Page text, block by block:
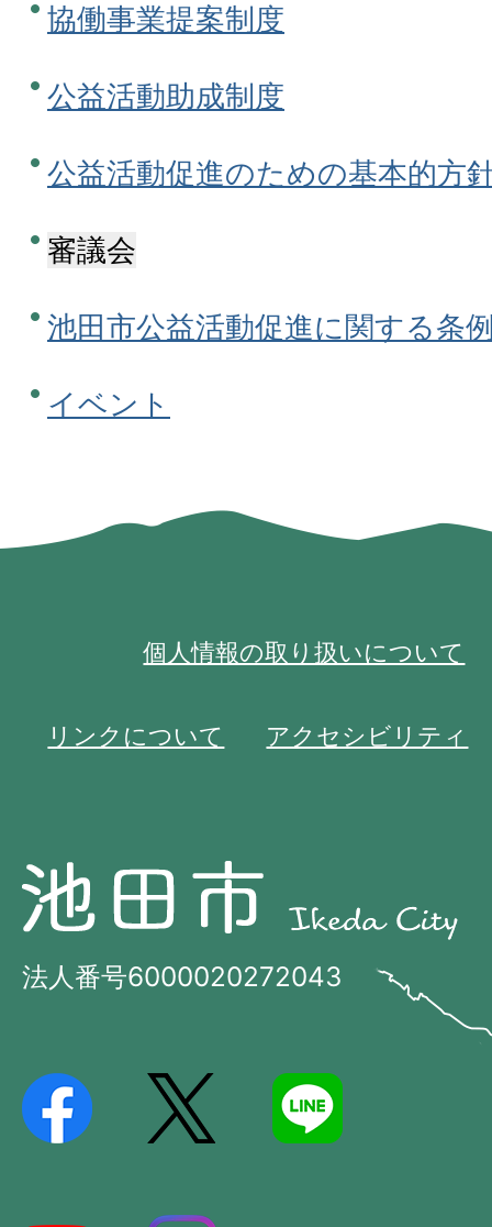
協働事業提案制度
公益活動助成制度
公益活動促進のための基本的方
審議会
池田市公益活動促進に関する条
イベント
個人情報の取り扱いについて
リンクについて アクセシビリティ
池
田
市
法人番号6000020272043
田
市
の